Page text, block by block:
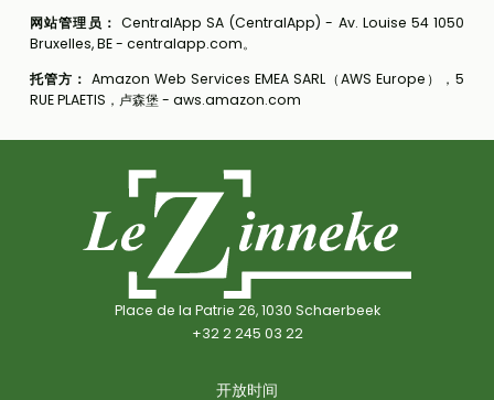
网站管理员： CentralApp SA (CentralApp) - Av. Louise 54 1050
Bruxelles, BE - centralapp.com。
托管方： Amazon Web Services EMEA SARL（AWS Europe），5
RUE PLAETIS，卢森堡 - aws.amazon.com
Place de la Patrie 26, 1030 Schaerbeek
+32 2 245 03 22
开放时间